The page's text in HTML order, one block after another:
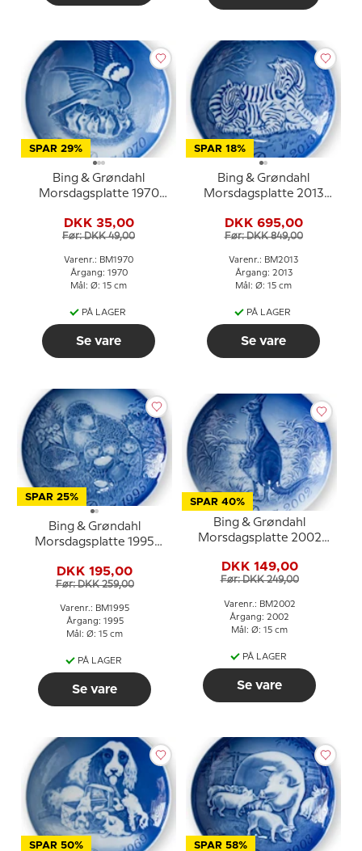
SPAR 29%
Bing & Grøndahl
Morsdagsplatte 1970
DKK 35,00
Før: DKK 49,00
Varenr.: BM1970
Årgang: 1970
Mål: Ø: 15 cm
PÅ LAGER
Se vare
SPAR 18%
Bing & Grøndahl
Morsdagsplatte 2013
DKK 695,00
Før: DKK 849,00
Varenr.: BM2013
Årgang: 2013
Mål: Ø: 15 cm
PÅ LAGER
Se vare
SPAR 25%
Bing & Grøndahl
Morsdagsplatte 1995
DKK 195,00
Før: DKK 259,00
Varenr.: BM1995
Årgang: 1995
Mål: Ø: 15 cm
PÅ LAGER
Se vare
SPAR 40%
Bing & Grøndahl
Morsdagsplatte 2002
DKK 149,00
Før: DKK 249,00
Varenr.: BM2002
Årgang: 2002
Mål: Ø: 15 cm
PÅ LAGER
Se vare
SPAR 50% SPAR 58%